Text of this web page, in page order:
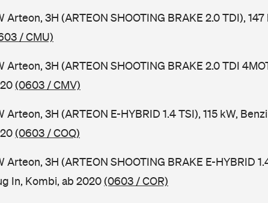
Arteon, 3H (ARTEON SHOOTING BRAKE 2.0 TDI),
/ CMU)
Arteon, 3H (ARTEON SHOOTING BRAKE 2.0 TDI
(0603 / CMV)
Arteon, 3H (ARTEON E-HYBRID 1.4 TSI), 115 kW,
(0603 / COQ)
Arteon, 3H (ARTEON SHOOTING BRAKE E-HYBRID
In, Kombi, ab 2020(0603 / COR)